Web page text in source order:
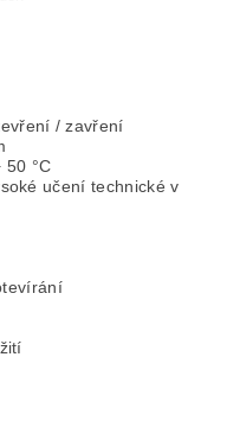
/ zavření
50 °C
učení technické v